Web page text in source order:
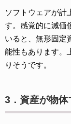
ソフトウェアが計
す。感覚的に減価
いると、無形固定
能性もあります。
りそうです。
3．資産が物